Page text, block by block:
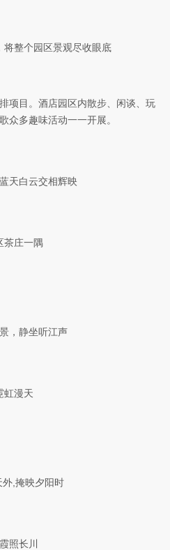
将整个园区景观尽收眼底
项目。酒店园区内散步、闲谈、玩
众多趣味活动一一开展。
天白云交相辉映
茶庄一隅
，静坐听江声
虹漫天
外,掩映夕阳时
照长川